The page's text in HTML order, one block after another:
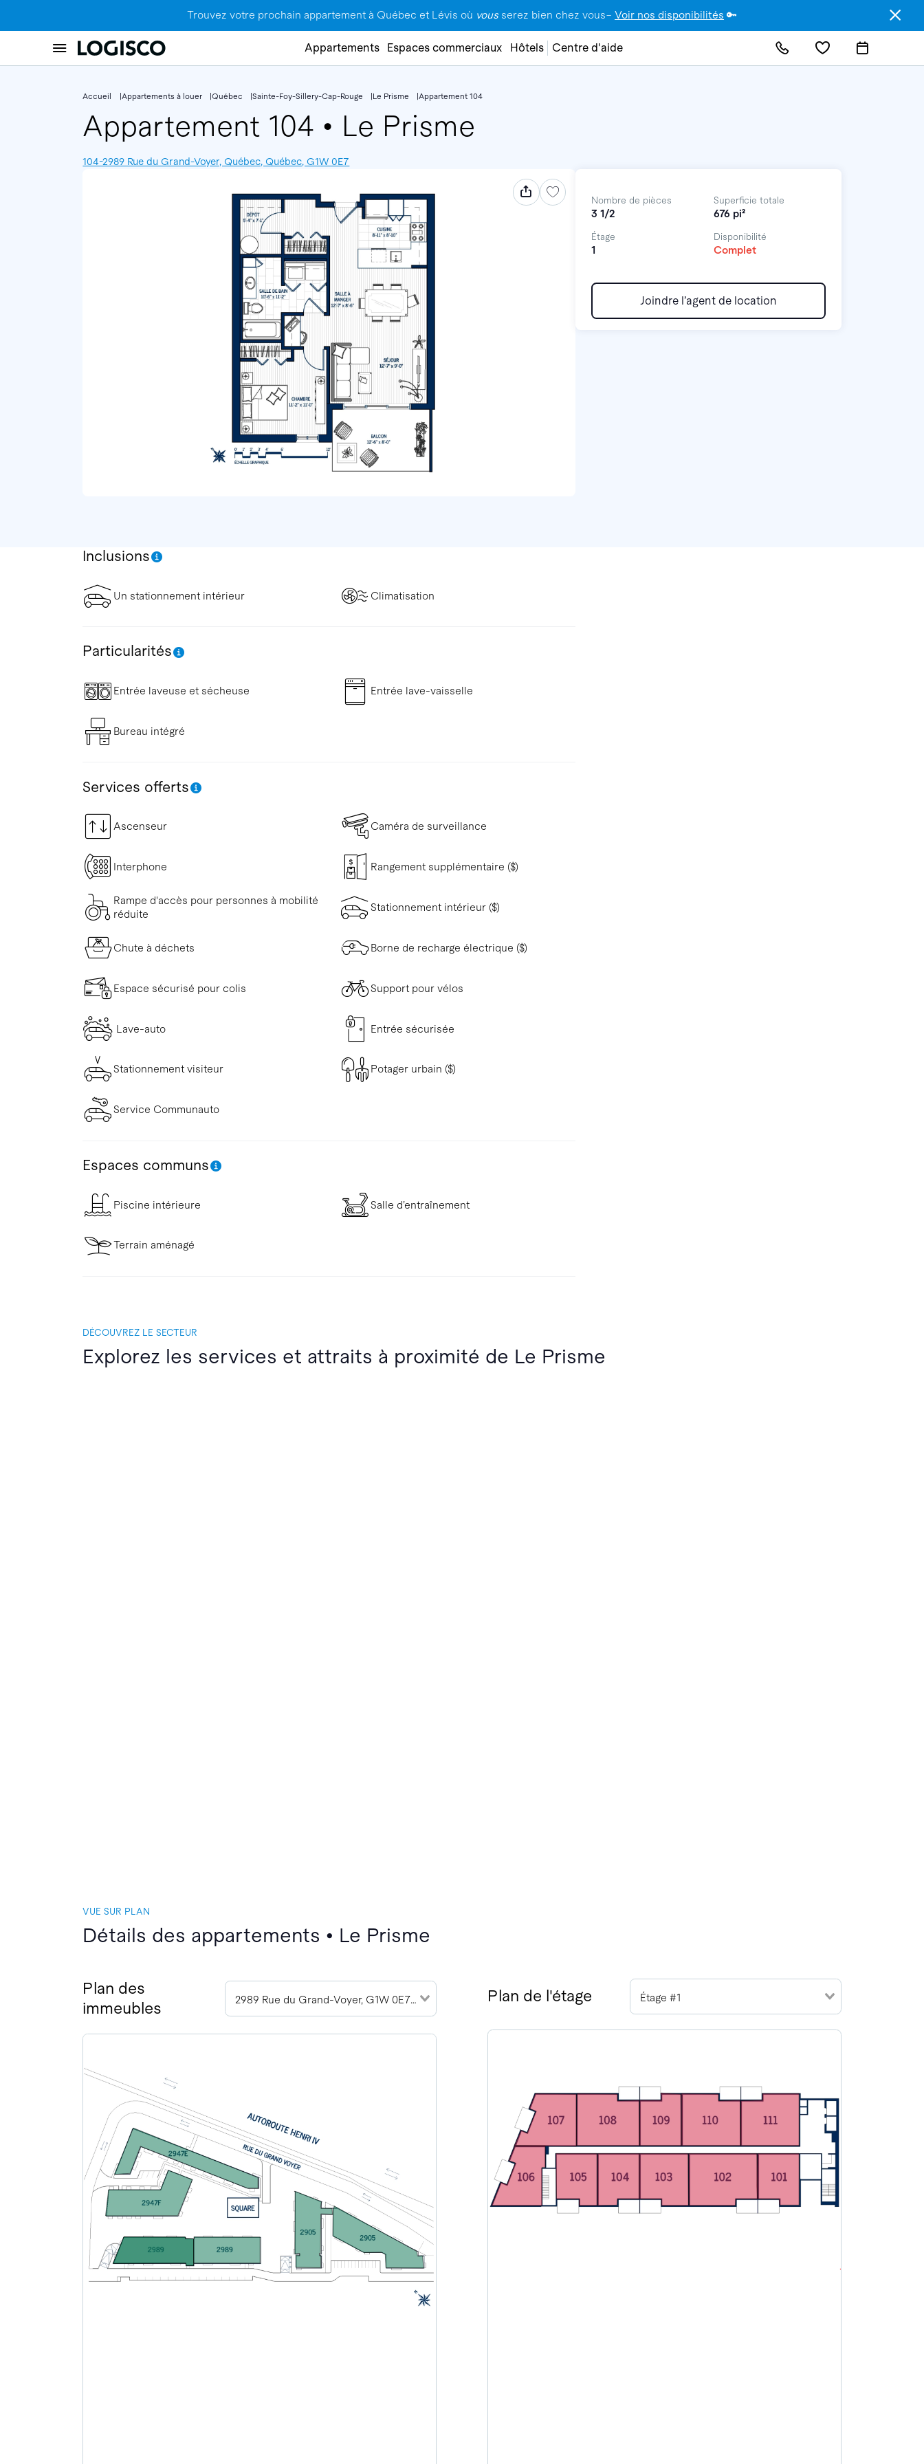
Trouvez votre prochain appartement à Québec et Lévis où vous serez bien chez vous– Voir nos disponibilités 🔑
Appartements Espaces commerciaux Hôtels Centre d'aide
Accueil Appartements à louer Québec Sainte-Foy-Sillery-Cap-Rouge Le Prisme Appartement 104
Appartement 104 • Le Prisme
104-2989 Rue du Grand-Voyer, Québec, Québec, G1W 0E7
Inclusions
Un stationnement intérieur Climatisation
Particularités
Entrée laveuse et sécheuse Entrée lave-vaisselle
Bureau intégré
Services offerts
Ascenseur Caméra de surveillance
Interphone Rangement supplémentaire ($)
Rampe d'accès pour personnes à mobilité
réduite
Stationnement intérieur ($)
Chute à déchets Borne de recharge électrique ($)
Espace sécurisé pour colis Support pour vélos
Lave-auto Entrée sécurisée
Stationnement visiteur Potager urbain ($)
Service Communauto
Espaces communs
Piscine intérieure Salle d’entraînement
Terrain aménagé
Nombre de pièces
3 1/2
Superficie totale
676 pi²
Étage
1
Disponibilité
Complet
Joindre l’agent de location
DÉCOUVREZ LE SECTEUR
Explorez les services et attraits à proximité de Le Prisme
VUE SUR PLAN
Détails des appartements • Le Prisme
Plan des
immeubles
2989 Rue du Grand-Voyer, G1W 0E7 (2) Plan de l'étage Étage #1